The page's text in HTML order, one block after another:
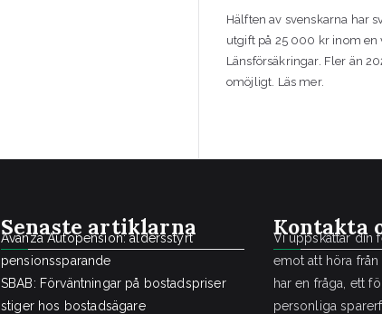
Hälften av svenskarna har
utgift på 25 000 kr inom en
Länsförsäkringar. Fler än
omöjligt. Läs mer.
Senaste artiklarna
Avanza Autopension: åldersstyrt
pensionssparande
SBAB: Förväntningar på bostadspriser
stiger hos bostadsägare
Kontakta
Vi uppskattar din
emot att höra
har en fråga, ett
personliga